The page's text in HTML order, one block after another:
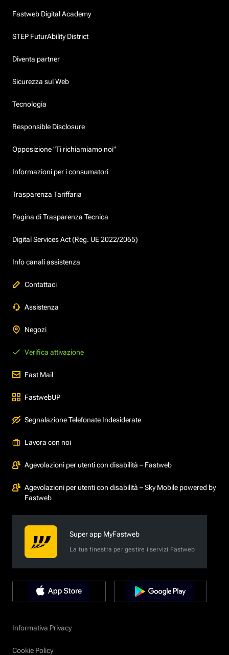
Fastweb Digital Academy
STEP FuturAbility District
Diventa partner
Sicurezza sul Web
Tecnologia
Responsible Disclosure
Opposizione "Ti richiamiamo noi"
Informazioni per i consumatori
Trasparenza Tariffaria
Pagina di Trasparenza Tecnica
Digital Services Act (Reg. UE 2022/2065)
Info canali assistenza
Contattaci
Assistenza
Negozi
Verifica attivazione
Fast Mail
FastwebUP
Segnalazione Telefonate Indesiderate
Lavora con noi
Agevolazioni per utenti con disabilità – Fastweb
Agevolazioni per utenti con disabilità – Sky Mobile powered by
Fastweb
Super app MyFastweb
La tua finestra per gestire i servizi Fastweb
Informativa Privacy
Cookie Policy